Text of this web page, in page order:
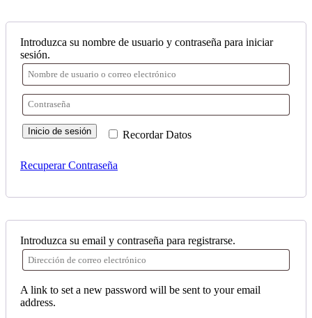
Introduzca su nombre de usuario y contraseña para iniciar
sesión.
Recordar Datos
Inicio de sesión
Recuperar Contraseña
Introduzca su email y contraseña para registrarse.
A link to set a new password will be sent to your email
address.